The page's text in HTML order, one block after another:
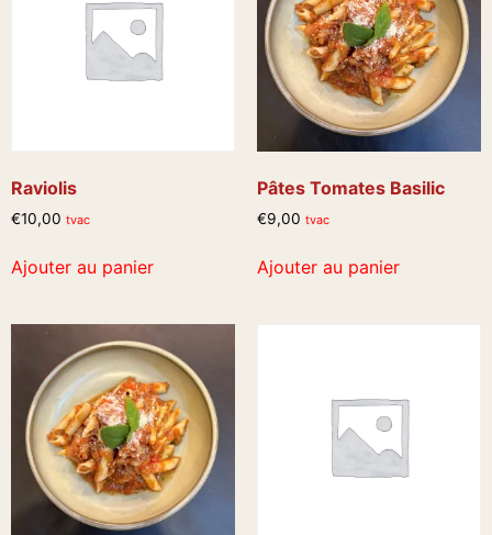
Raviolis
€10,00 tvac
Ajouter au panier
Pâtes Tomates Basilic
€9,00 tvac
Ajouter au panier